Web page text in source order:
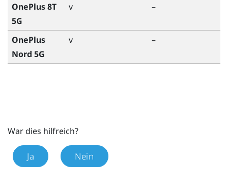
OnePlus 8T
5G
v –
OnePlus
Nord 5G
v –
War dies hilfreich?
Ja Nein